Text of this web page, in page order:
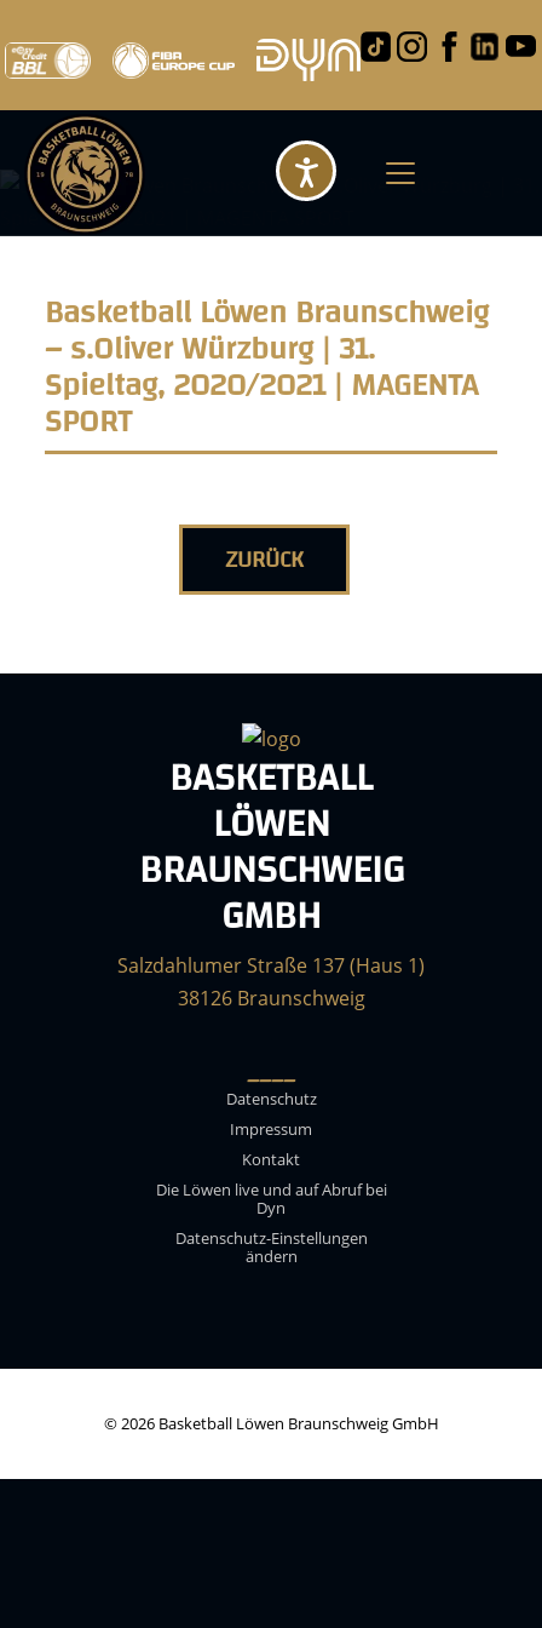
Basketball Löwen Braunschweig
– s.Oliver Würzburg | 31.
Spieltag, 2020/2021 | MAGENTA
SPORT
ZURÜCK
BASKETBALL
LÖWEN
BRAUNSCHWEIG
GMBH
Salzdahlumer Straße 137 (Haus 1)
38126 Braunschweig
____
Datenschutz
Impressum
Kontakt
Die Löwen live und auf Abruf bei
Dyn
Datenschutz-Einstellungen
ändern
© 2026 Basketball Löwen Braunschweig GmbH